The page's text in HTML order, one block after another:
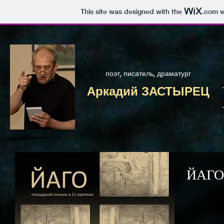
This site was designed with the .com
поэт, писатель, драматург
Аркадий ЗАСТЫРЕЦ
ЙАГО